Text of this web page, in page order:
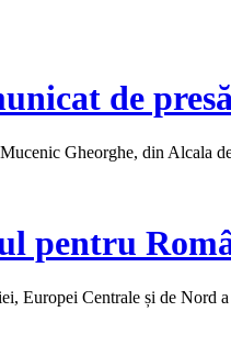
de
Gheorghe, din Alcala
pentru
Europei Centrale și de Nord